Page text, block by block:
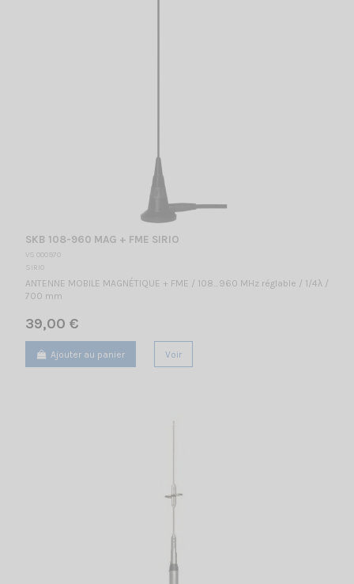
SKB 108-960 MAG + FME SIRIO
VS 000970
SIRIO
ANTENNE MOBILE MAGNÉTIQUE + FME / 108…960 MHz réglable / 1/4λ /
700 mm
39,00 €
Ajouter au panier Voir